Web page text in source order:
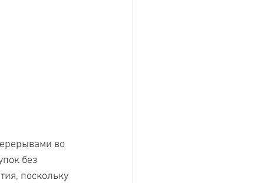
во
без
поскольку